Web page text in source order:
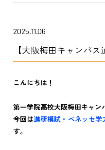
2025.11.06
【大阪梅田キャンパ
こんにちは！
第一学院高校大阪梅田キャン
今回は進研模試・ベネッセ学
す。